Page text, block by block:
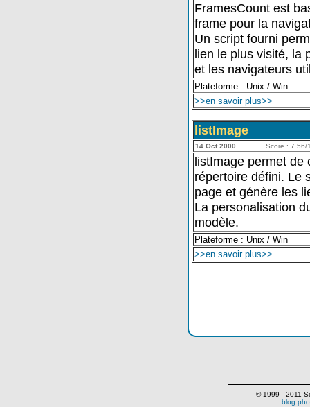
FramesCount est
frame pour la
Un script fourni
lien le plus visité, la
et les navigateurs
Plateforme : Unix / Win
>>en savoir plus>>
listImage
14 Oct 2000 Score : 7.56/
listImage permet de
répertoire défini. Le
page et génère les
La personalisation
modèle.
Plateforme : Unix / Win
>>en savoir plus>>
© 1999 - 2011
blog